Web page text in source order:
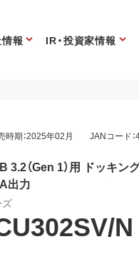
報 IR・投資家情報
時期：2025年02月 JANコード
（Gen 1）用 ドッキン
出力
N